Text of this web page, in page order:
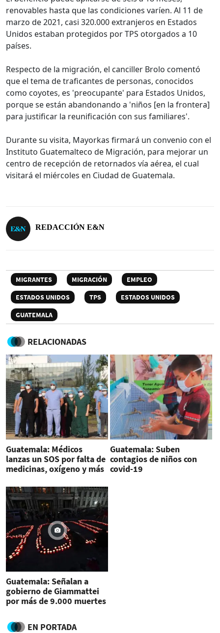
renovables hasta que las condiciones varíen. Al 11 de
marzo de 2021, casi 320.000 extranjeros en Estados
Unidos estaban protegidos por TPS otorgados a 10
países.
Respecto de la migración, el canciller Brolo comentó
que el tema de traficantes de personas, conocidos
como coyotes, es 'preocupante' para Estados Unidos,
porque se están abandonando a 'niños [en la frontera]
para justificar la reunificación con sus familiares'.
Durante su visita, Mayorkas firmará un convenio con el
Instituto Guatemalteco de Migración, para mejorar un
centro de recepción de retornados vía aérea, el cual
visitará el miércoles en Ciudad de Guatemala.
REDACCIÓN E&N
MIGRANTES MIGRACIÓN
EMPLEO
ESTADOS UNIDOS
TPS
ESTADOS UNIDOS
GUATEMALA
RELACIONADAS
Guatemala: Médicos
lanzas un SOS por falta de
medicinas, oxígeno y más
Guatemala: Suben
contagios de niños con
covid-19
Guatemala: Señalan a
gobierno de Giammattei
por más de 9.000 muertes
EN PORTADA